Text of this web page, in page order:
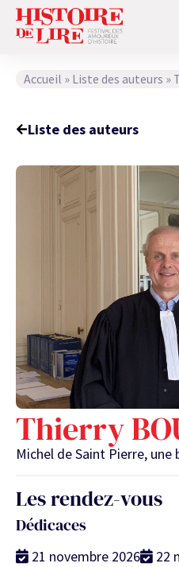
Accueil » Liste des auteurs »
Liste des auteurs
Thierry
Michel de Saint Pierre, une
Les rendez-vous
Dédicaces
21 novembre 2026 22